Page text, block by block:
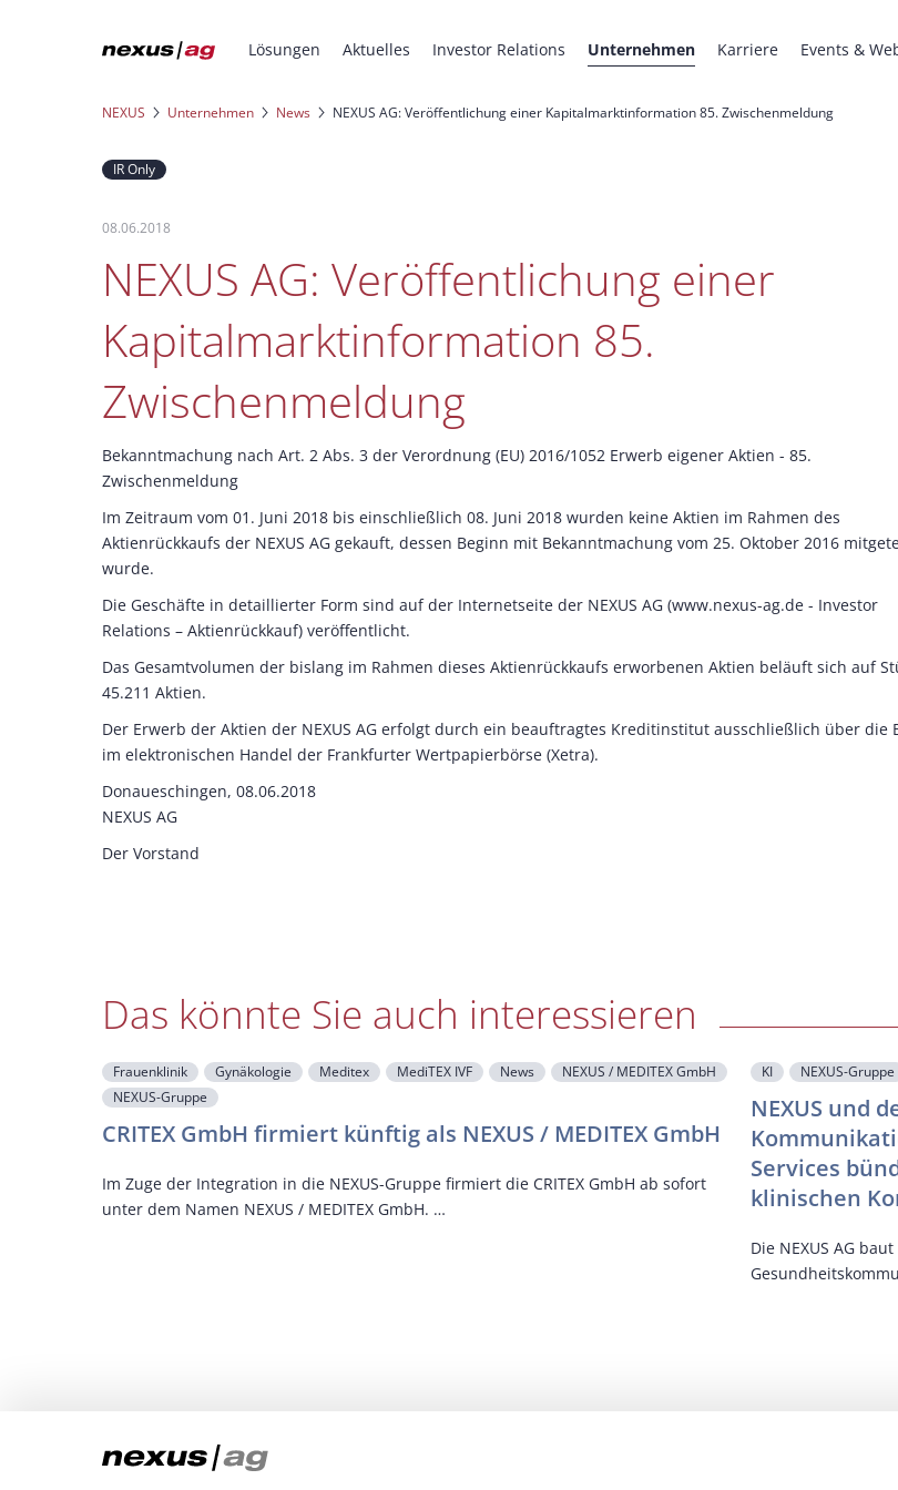
Lösungen Aktuelles Investor Relations Unternehmen Karriere Events &
NEXUS Unternehmen News NEXUS AG: Veröffentlichung einer Kapitalmarktinformation 85. Zwischenmeldung
IR Only
08.06.2018
NEXUS AG: Veröffentlichung einer
Kapitalmarktinformation 85.
Zwischenmeldung
Bekanntmachung nach Art. 2 Abs. 3 der Verordnung (EU) 2016/1052 Erwerb eigener Aktien - 85.
Zwischenmeldung
Im Zeitraum vom 01. Juni 2018 bis einschließlich 08. Juni 2018 wurden keine Aktien im Rahmen des
Aktienrückkaufs der NEXUS AG gekauft, dessen Beginn mit Bekanntmachung vom 25. Oktober 2016
wurde.
Die Geschäfte in detaillierter Form sind auf der Internetseite der NEXUS AG (www.nexus-ag.de - Investor
Relations – Aktienrückkauf) veröffentlicht.
Das Gesamtvolumen der bislang im Rahmen dieses Aktienrückkaufs erworbenen Aktien beläuft sich auf
45.211 Aktien.
Der Erwerb der Aktien der NEXUS AG erfolgt durch ein beauftragtes Kreditinstitut ausschließlich über die
im elektronischen Handel der Frankfurter Wertpapierbörse (Xetra).
Donaueschingen, 08.06.2018
NEXUS AG
Der Vorstand
Das könnte Sie auch interessieren
Frauenklinik Gynäkologie Meditex MediTEX IVF News
NEXUS / MEDITEX GmbH
NEXUS-Gruppe
CRITEX GmbH firmiert künftig als NEXUS / MEDITEX GmbH
Im Zuge der Integration in die NEXUS-Gruppe firmiert die CRITEX GmbH ab sofort
unter dem Namen NEXUS / MEDITEX GmbH. …
KI NEXUS-Gruppe
NEXUS und
Services
klinischen
Die NEXUS AG